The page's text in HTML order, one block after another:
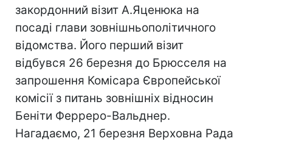
закордонний візит А.Яценюка на
посаді глави зовнішньополітичного
відомства. Його перший візит
відбувся 26 березня до Брюсселя на
запрошення Комісара Європейської
комісії з питань зовнішніх відносин
Беніти Ферреро-Вальднер.
Нагадаємо, 21 березня Верховна Рада